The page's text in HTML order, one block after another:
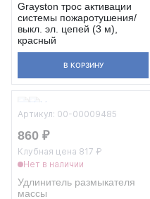
Grayston трос активации
системы пожаротушения/
выкл. эл. цепей (3 м),
красный
В КОРЗИНУ
Артикул: 00-00009485
860 ₽
Клубная цена 817 ₽
Нет в наличии
Удлинитель размыкателя
массы